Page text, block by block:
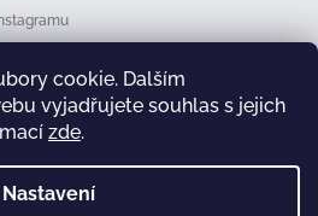
cookie. Dalším
vyjadřujete souhlas s jejich
zde.
Nastavení
test